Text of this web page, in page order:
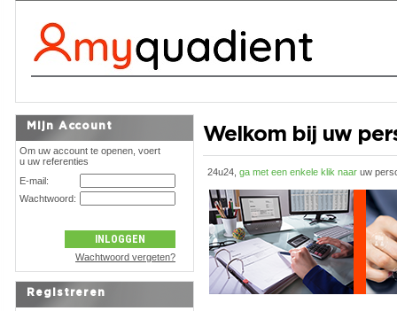
Mijn Account
Om uw account te openen, voert
u uw referenties
E-mail:
Wachtwoord:
Wachtwoord vergeten?
Registreren
Welkom bij uw
24u24, ga met een enkele klik naar uw